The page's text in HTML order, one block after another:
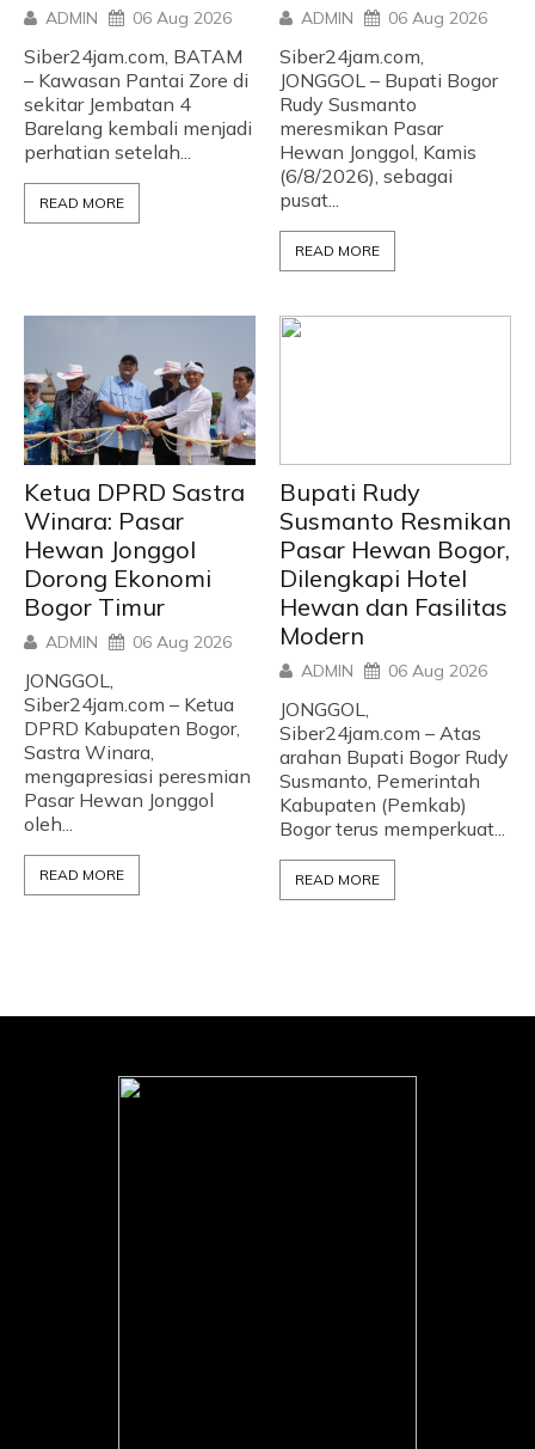
ADMIN 06 Aug 2026
Siber24jam.com, BATAM
– Kawasan Pantai Zore di
sekitar Jembatan 4
Barelang kembali menjadi
perhatian setelah...
READ MORE
ADMIN 06 Aug 2026
Siber24jam.com,
JONGGOL – Bupati Bogor
Rudy Susmanto
meresmikan Pasar
Hewan Jonggol, Kamis
(6/8/2026), sebagai
pusat...
READ MORE
Ketua DPRD Sastra
Winara: Pasar
Hewan Jonggol
Dorong Ekonomi
Bogor Timur
ADMIN 06 Aug 2026
JONGGOL,
Siber24jam.com – Ketua
DPRD Kabupaten Bogor,
Sastra Winara,
mengapresiasi peresmian
Pasar Hewan Jonggol
oleh...
READ MORE
Bupati Rudy
Susmanto Resmikan
Pasar Hewan Bogor,
Dilengkapi Hotel
Hewan dan Fasilitas
Modern
ADMIN 06 Aug 2026
JONGGOL,
Siber24jam.com – Atas
arahan Bupati Bogor Rudy
Susmanto, Pemerintah
Kabupaten (Pemkab)
Bogor terus memperkuat...
READ MORE